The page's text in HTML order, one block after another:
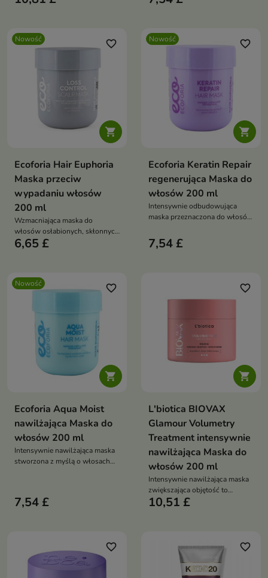
Nowość

favorite_border
Ecoforia Hair Euphoria
Maska przeciw
wypadaniu włosów
200 ml
Wzmacniająca maska do
włosów osłabionych, skłonnych
do wypadania i utraty gęstości.
6,65 £
Nowość

favorite_border
Ecoforia Keratin Repair
regenerująca Maska do
włosów 200 ml
Intensywnie odbudowująca
maska przeznaczona do włosów
wymagających wzmocnienia.
7,54 £
Nowość

favorite_border
Ecoforia Aqua Moist
nawilżająca Maska do
włosów 200 ml
Intensywnie nawilżająca maska
stworzona z myślą o włosach
7,54 £

favorite_border
L'biotica BIOVAX
Glamour Volumetry
Treatment intensywnie
nawilżająca Maska do
włosów 200 ml
Intensywnie nawilżająca maska
zwiększająca objętość to
pielęgnacja stworzona z myślą o
10,51 £
favorite_border favorite_border